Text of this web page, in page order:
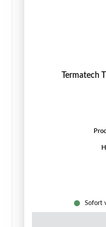
Termatech
Sofort